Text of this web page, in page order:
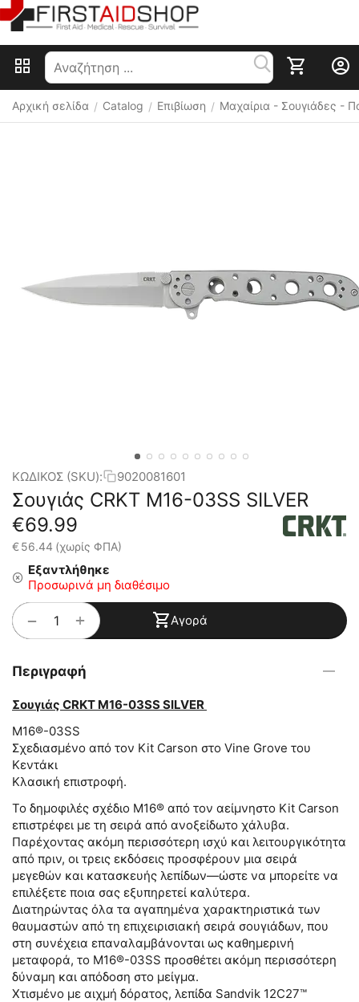
Αρχική σελίδα / Catalog / Επιβίωση / Μαχαίρια - Σουγιάδες -
ΚΩΔΙΚΟΣ (SKU): 9020081601
Σουγιάς CRKT M16-03SS SILVER
€69.99
€56.44 (χωρίς ΦΠΑ)
Εξαντλήθηκε
Προσωρινά μη διαθέσιμο
+
− Αγορά
Περιγραφή
Σουγιάς CRKT M16-03SS SILVER
M16®-03SS
Σχεδιασμένο από τον Kit Carson στο Vine Grove του
Κεντάκι
Κλασική επιστροφή.
Το δημοφιλές σχέδιο M16® από τον αείμνηστο Kit Carson
επιστρέφει με τη σειρά από ανοξείδωτο χάλυβα.
Παρέχοντας ακόμη περισσότερη ισχύ και λειτουργικότητα
από πριν, οι τρεις εκδόσεις προσφέρουν μια σειρά
μεγεθών και κατασκευής λεπίδων—ώστε να μπορείτε να
επιλέξετε ποια σας εξυπηρετεί καλύτερα.
Διατηρώντας όλα τα αγαπημένα χαρακτηριστικά των
θαυμαστών από τη επιχειρισιακή σειρά σουγιάδων, που
στη συνέχεια επαναλαμβάνονται ως καθημερινή
μεταφορά, το M16®-03SS προσθέτει ακόμη περισσότερη
δύναμη και απόδοση στο μείγμα.
Χτισμένο με αιχμή δόρατος, λεπίδα Sandvik 12C27™